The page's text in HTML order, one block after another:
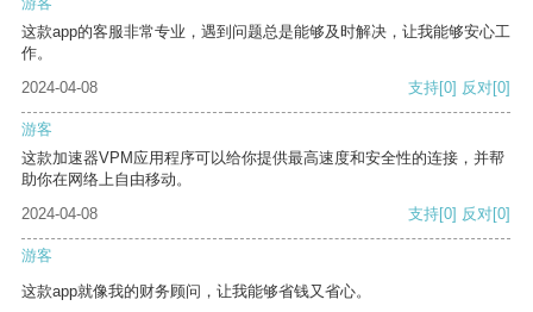
这款app的客服非常专业，遇到问题总是能够及时解决，让我能够安心工
作。
2024-04-08
支持[0] 反对[0]
游客
这款加速器VPM应用程序可以给你提供最高速度和安全性的连接，并帮
助你在网络上自由移动。
2024-04-08
支持[0] 反对[0]
游客
这款app就像我的财务顾问，让我能够省钱又省心。